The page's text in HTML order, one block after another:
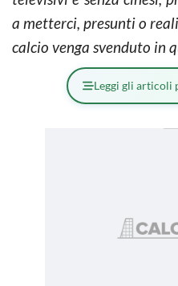
a metterci, presunti o
calcio venga svenduto in
Leggi gli articoli